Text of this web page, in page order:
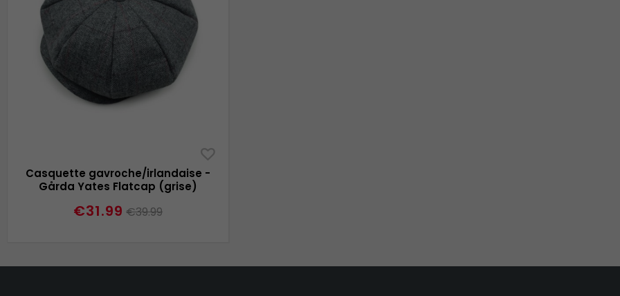
Casquette gavroche/irlandaise -
Gårda Yates Flatcap (grise)
€31.99 €39.99